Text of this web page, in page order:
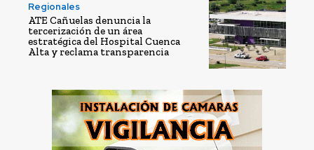
Regionales
ATE Cañuelas denuncia la
tercerización de un área
estratégica del Hospital Cuenca
Alta y reclama transparencia